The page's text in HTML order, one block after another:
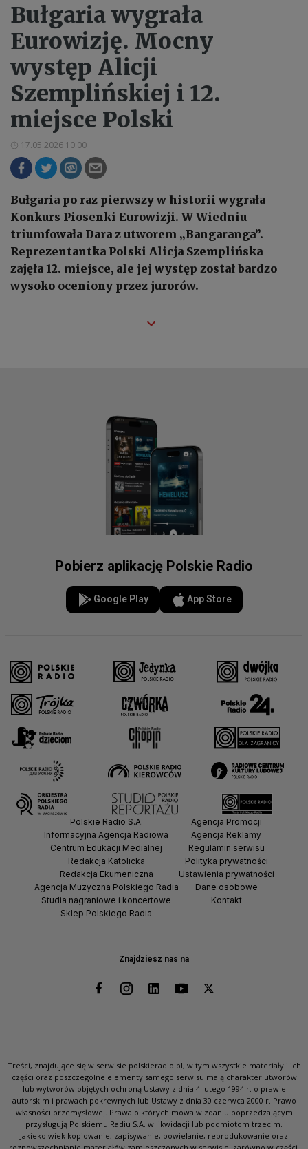
Bułgaria wygrała
Eurowizję. Mocny
występ Alicji
Szemplińskiej i 12.
miejsce Polski
17.05.2026 10:00
Bułgaria po raz pierwszy w historii wygrała
Konkurs Piosenki Eurowizji. W Wiedniu
triumfowała Dara z utworem „Bangaranga”.
Reprezentantka Polski Alicja Szemplińska
zajęła 12. miejsce, ale jej występ został bardzo
wysoko oceniony przez jurorów.
Pobierz aplikację Polskie Radio
Google Play App Store
Znajdziesz nas na
Polskie Radio S.A.
Informacyjna Agencja Radiowa
Centrum Edukacji Medialnej
Redakcja Katolicka
Redakcja Ekumeniczna
Agencja Muzyczna Polskiego Radia
Studia nagraniowe i koncertowe
Sklep Polskiego Radia
Agencja Promocji
Agencja Reklamy
Regulamin serwisu
Polityka prywatności
Ustawienia prywatności
Dane osobowe
Kontakt
Treści, znajdujące się w serwisie polskieradio.pl, w tym wszystkie materiały i ich
części oraz poszczególne elementy samego serwisu mają charakter utworów
lub wytworów objętych ochroną Ustawy z dnia 4 lutego 1994 r. o prawie
autorskim i prawach pokrewnych lub Ustawy z dnia 30 czerwca 2000 r. Prawo
własności przemysłowej. Prawa o których mowa w zdaniu poprzedzającym
przysługują Polskiemu Radiu S.A. w likwidacji lub podmiotom trzecim.
Jakiekolwiek kopiowanie, zapisywanie, powielanie, reprodukowanie oraz